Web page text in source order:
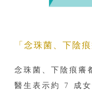
「念珠菌、下陰痕
念珠菌、下陰痕癢
醫生表示約 7 成